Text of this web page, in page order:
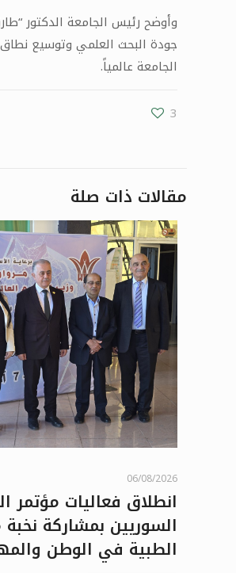
جودة البحث العلمي وتوسيع
الجامعة عالمياً.
3
مقالات ذات صلة
06/08/2026
انطلاق فعاليات مؤتمر
السوريين بمشاركة
الطبية في الوطن